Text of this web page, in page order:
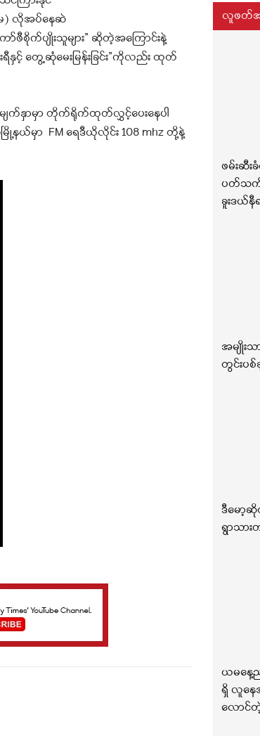
မ) လိုအပ်နေဆဲ
ဖီစိုက်ပျိုးသူများ” ဆိုတဲ့အကြောင်းနဲ့
ရီးရီနှင့် တွေ့ဆုံမေးမြန်းခြင်း”ကိုလည်း ထုတ်
မျက်နှာမှာ တိုက်ရိုက်ထုတ်လွှင့်ပေးနေပါ
နယ်မှာ FM ရေဒီယိုလိုင်း 108 mhz တို့နဲ့
လူဖတ်အမ
ဖမ်းဆီ
ပတ်သက်ပ
ခူးဒယ်
အမျိုးသ
တွင်းပစ်
ဒီမော့
ရွာသား
ယမနေ့
ရှိ လူနေ
လောင်